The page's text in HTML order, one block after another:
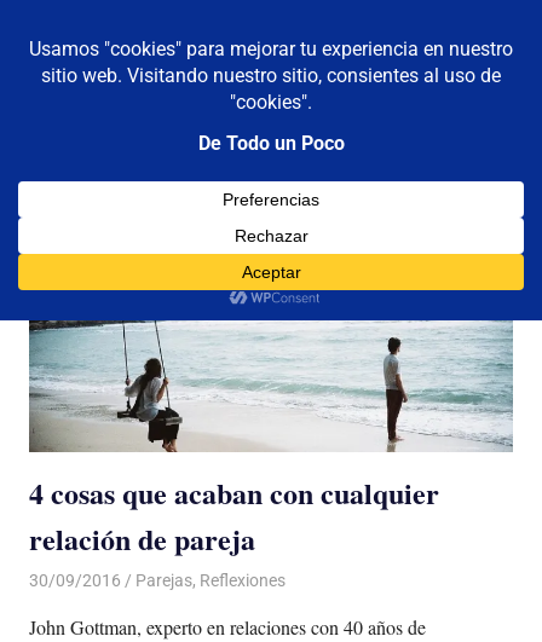
contenido
De todo un poco
Reflexiones,
Viajes
MENÚ
Etiqueta:parejaa
4 cosas que acaban con cualquier
relación de pareja
30/09/2016 Luis Castellanos
Parejas, Reflexiones
John Gottman, experto en relaciones con 40 años de